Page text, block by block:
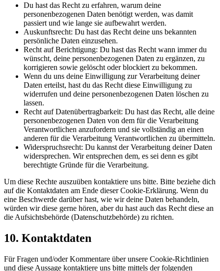
Du hast das Recht zu erfahren, warum deine
personenbezogenen Daten benötigt werden, was damit
passiert und wie lange sie aufbewahrt werden.
Auskunftsrecht: Du hast das Recht deine uns bekannten
persönliche Daten einzusehen.
Recht auf Berichtigung: Du hast das Recht wann immer du
wünscht, deine personenbezogenen Daten zu ergänzen, zu
korrigieren sowie gelöscht oder blockiert zu bekommen.
Wenn du uns deine Einwilligung zur Verarbeitung deiner
Daten erteilst, hast du das Recht diese Einwilligung zu
widerrufen und deine personenbezogenen Daten löschen zu
lassen.
Recht auf Datenübertragbarkeit: Du hast das Recht, alle deine
personenbezogenen Daten von dem für die Verarbeitung
Verantwortlichen anzufordern und sie vollständig an einen
anderen für die Verarbeitung Verantwortlichen zu übermitteln.
Widerspruchsrecht: Du kannst der Verarbeitung deiner Daten
widersprechen. Wir entsprechen dem, es sei denn es gibt
berechtigte Gründe für die Verarbeitung.
Um diese Rechte auszuüben kontaktiere uns bitte. Bitte beziehe dich
auf die Kontaktdaten am Ende dieser Cookie-Erklärung. Wenn du
eine Beschwerde darüber hast, wie wir deine Daten behandeln,
würden wir diese gerne hören, aber du hast auch das Recht diese an
die Aufsichtsbehörde (Datenschutzbehörde) zu richten.
10. Kontaktdaten
Für Fragen und/oder Kommentare über unsere Cookie-Richtlinien
und diese Aussage kontaktiere uns bitte mittels der folgenden